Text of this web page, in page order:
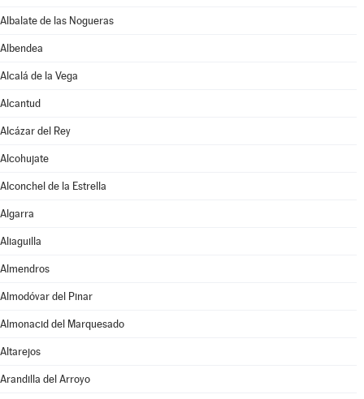
Albalate de las Nogueras
Albendea
Alcalá de la Vega
Alcantud
Alcázar del Rey
Alcohujate
Alconchel de la Estrella
Algarra
Aliaguilla
Almendros
Almodóvar del Pinar
Almonacid del Marquesado
Altarejos
Arandilla del Arroyo